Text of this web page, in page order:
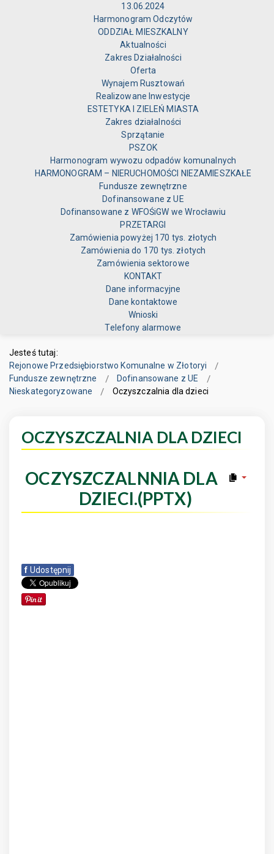
13.06.2024
Harmonogram Odczytów
ODDZIAŁ MIESZKALNY
Aktualności
Zakres Działalności
Oferta
Wynajem Rusztowań
Realizowane Inwestycje
ESTETYKA I ZIELEŃ MIASTA
Zakres działalności
Sprzątanie
PSZOK
Harmonogram wywozu odpadów komunalnych
HARMONOGRAM – NIERUCHOMOŚCI NIEZAMIESZKAŁE
Fundusze zewnętrzne
Dofinansowane z UE
Dofinansowane z WFOŚiGW we Wrocławiu
PRZETARGI
Zamówienia powyżej 170 tys. złotych
Zamówienia do 170 tys. złotych
Zamówienia sektorowe
KONTAKT
Dane informacyjne
Dane kontaktowe
Wnioski
Telefony alarmowe
Jesteś tutaj:
Rejonowe Przedsiębiorstwo Komunalne w Złotoryi
Fundusze zewnętrzne
Dofinansowane z UE
Nieskategoryzowane
Oczyszczalnia dla dzieci
OCZYSZCZALNIA DLA DZIECI
OCZYSZCZALNNIA DLA
DZIECI.(PPTX)
f Udostępnij